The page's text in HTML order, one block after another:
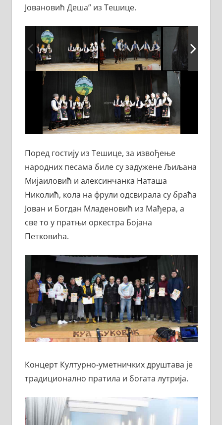
Јовановић Деша” из Тешице.
Поред гостију из Тешице, за извођење
народних песама биле су задужене Љиљана
Мијаиловић и алексинчанка Наташа
Николић, кола на фрули одсвирала су браћа
Јован и Богдан Младеновић из Мађера, а
све то у пратњи оркестра Бојана
Петковића.
Концерт Културно-уметничких друштава је
традиционално пратила и богата лутрија.